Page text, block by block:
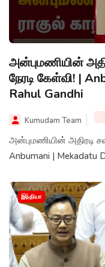
அன்புமணியின்
நேரடி கேள்வி! |
Rahul Gandhi
Kumudam Team
அன்புமணியின் அதிரடி
Anbumani | Mekadatu
இந்தியா